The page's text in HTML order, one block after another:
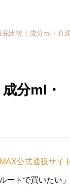
比較｜成分ml・直
分ml・
公式通販サイト
ートで買いたい」